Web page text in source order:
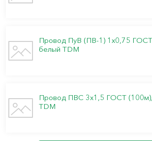
Провод ПуВ (ПВ-1) 1х0,75
белый TDM
Провод ПВС 3х1,5 ГОСТ
TDM